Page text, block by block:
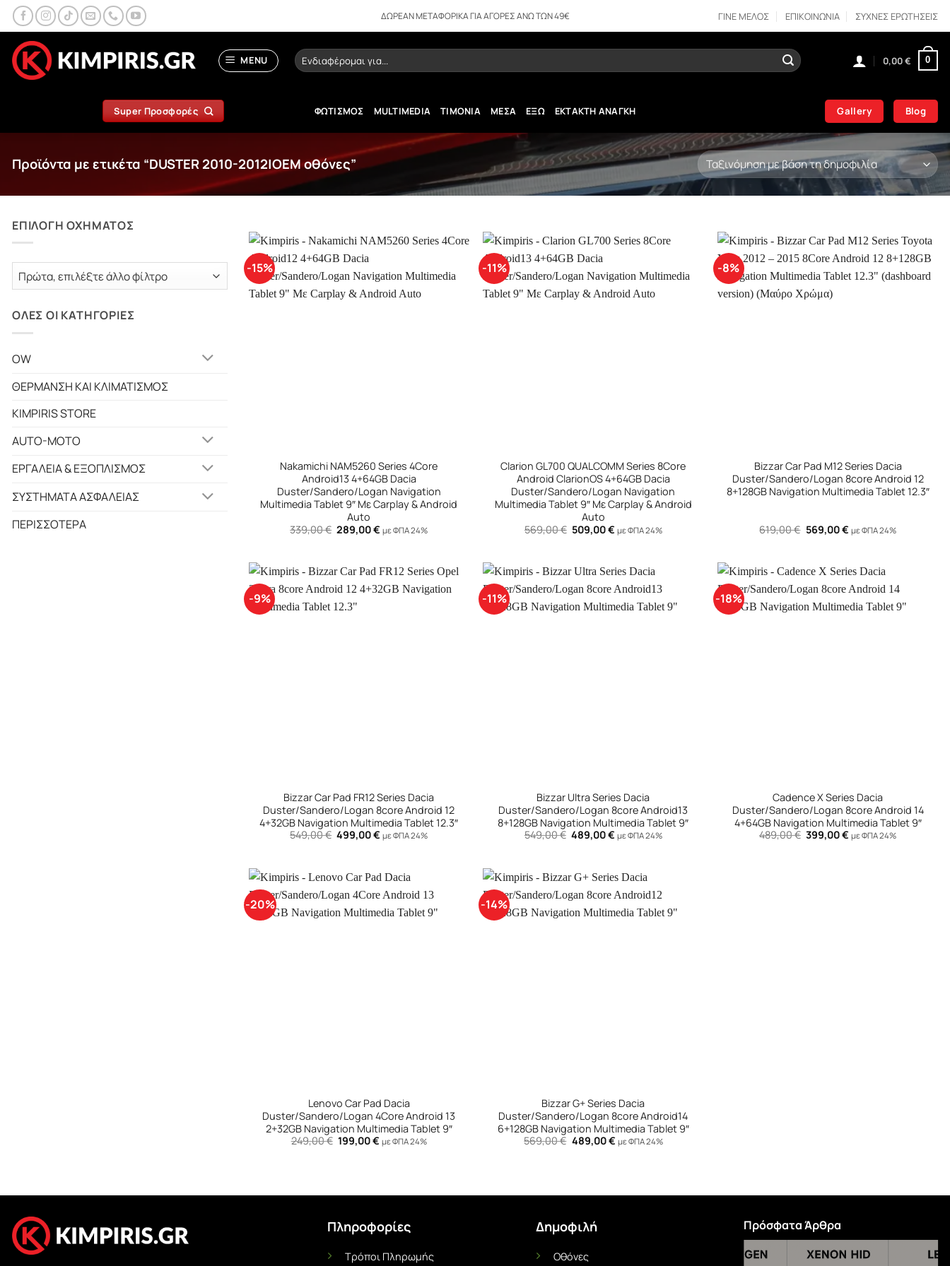
Μετάβαση
στο
περιεχόμενο
ΔΩΡΕΑΝ ΜΕΤΑΦΟΡΙΚΑ ΓΙΑ ΑΓΟΡΕΣ ΑΝΩ ΤΩΝ 49€ ΓΙΝΕ ΜΕΛΟΣ ΕΠΙΚΟΙΝΩΝΙΑ ΣΥΧΝΕΣ ΕΡΩΤΗΣΕΙΣ
MENU
Αναζήτηση
για:
0,00€ 0
Super Προσφορές ΦΩΤΙΣΜΟΣ MULTIMEDIA ΤΙΜΟΝΙΑ ΜΕΣΑ ΕΞΩ ΕΚΤΑΚΤΗ ΑΝΑΓΚΗ Gallery Blog
Προϊόντα με ετικέτα “DUSTER 2010-2012|OEM οθόνες”
ΕΠΙΛΟΓΗ ΟΧΗΜΑΤΟΣ
ΟΛΕΣ ΟΙ ΚΑΤΗΓΟΡΙΕΣ
OW
ΘΕΡΜΑΝΣΗ ΚΑΙ ΚΛΙΜΑΤΙΣΜΟΣ
KIMPIRIS STORE
AUTO-MOTO
ΕΡΓΑΛΕΙΑ & ΕΞΟΠΛΙΣΜΟΣ
ΣΥΣΤΗΜΑΤΑ ΑΣΦΑΛΕΙΑΣ
ΠΕΡΙΣΣΟΤΕΡΑ
-15%
Nakamichi NAM5260 Series 4Core
Android13 4+64GB Dacia
Duster/Sandero/Logan Navigation
Multimedia Tablet 9″ Με Carplay & Android
Auto
339,00€ Original
price
289,00€ Η
τρέχουσα
289,00 €.
με ΦΠΑ 24%
-11%
Clarion GL700 QUALCOMM Series 8Core
Android ClarionOS 4+64GB Dacia
Duster/Sandero/Logan Navigation
Multimedia Tablet 9″ Με Carplay & Android
Auto
569,00€ Original
price
509,00€ Η
τρέχουσα
509,00 €.
με ΦΠΑ 24%
-8%
Bizzar Car Pad M12 Series Dacia
Duster/Sandero/Logan 8core Android 12
8+128GB Navigation Multimedia Tablet 12.3″
619,00€ Original
price
569,00€Η
τρέχουσα
569,00 €.
με ΦΠΑ 24%
-9%
Bizzar Car Pad FR12 Series Dacia
Duster/Sandero/Logan 8core Android 12
4+32GB Navigation Multimedia Tablet 12.3″
549,00€ Original
price
499,00€ Η
τρέχουσα
499,00 €.
με ΦΠΑ 24%
-11%
Bizzar Ultra Series Dacia
Duster/Sandero/Logan 8core Android13
8+128GB Navigation Multimedia Tablet 9″
549,00€ Original
price
489,00€ Η
τρέχουσα
489,00 €.
με ΦΠΑ 24%
-18%
Cadence X Series Dacia
Duster/Sandero/Logan 8core Android 14
4+64GB Navigation Multimedia Tablet 9″
489,00€ Original
price
399,00€ Η
τρέχουσα
με ΦΠΑ 24%
-20%
Lenovo Car Pad Dacia
Duster/Sandero/Logan 4Core Android 13
2+32GB Navigation Multimedia Tablet 9″
249,00€ Original
price
199,00€Η
τρέχουσα
με ΦΠΑ 24%
-14%
Bizzar G+ Series Dacia
Duster/Sandero/Logan 8core Android14
6+128GB Navigation Multimedia Tablet 9″
569,00€ Original
price
489,00€Η
τρέχουσα
με ΦΠΑ 24%
Πληροφορίες
Τρόποι Πληρωμής
Δημοφιλή
Οθόνες
Πρόσφατα Άρθρα